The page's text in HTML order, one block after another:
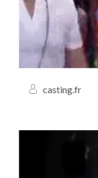
casting.fr